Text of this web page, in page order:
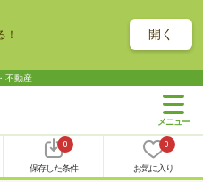
！ 開く
不動産
0
保存した条件
0
お気に入り